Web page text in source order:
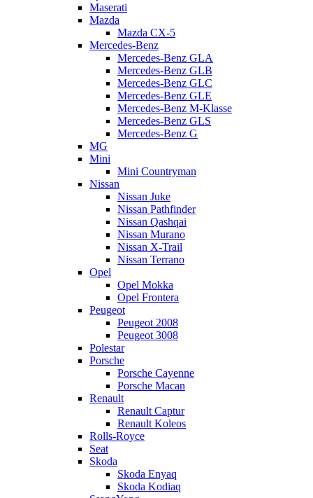
Maserati
Mazda
Mazda CX-5
Mercedes-Benz
Mercedes-Benz GLA
Mercedes-Benz GLB
Mercedes-Benz GLC
Mercedes-Benz GLE
Mercedes-Benz M-Klasse
Mercedes-Benz GLS
Mercedes-Benz G
MG
Mini
Mini Countryman
Nissan
Nissan Juke
Nissan Pathfinder
Nissan Qashqai
Nissan Murano
Nissan X-Trail
Nissan Terrano
Opel
Opel Mokka
Opel Frontera
Peugeot
Peugeot 2008
Peugeot 3008
Polestar
Porsche
Porsche Cayenne
Porsche Macan
Renault
Renault Captur
Renault Koleos
Rolls-Royce
Seat
Skoda
Skoda Enyaq
Skoda Kodiaq